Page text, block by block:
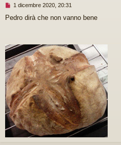
M
s
g
i
o
d
a
l
e
g
g
e
r
1 dicembre 2020, 20:31
Pedro dirà che non vanno bene